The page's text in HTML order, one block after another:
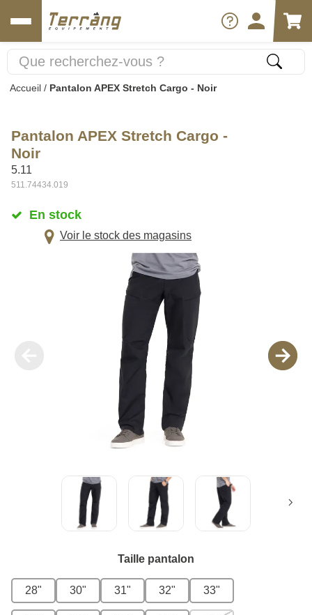
Accueil / Pantalon APEX Stretch Cargo - Noir
Pantalon APEX Stretch Cargo -
Noir
5.11
511.74434.019
En stock
Voir le stock des magasins
Taille pantalon
28" 30" 31" 32" 33"